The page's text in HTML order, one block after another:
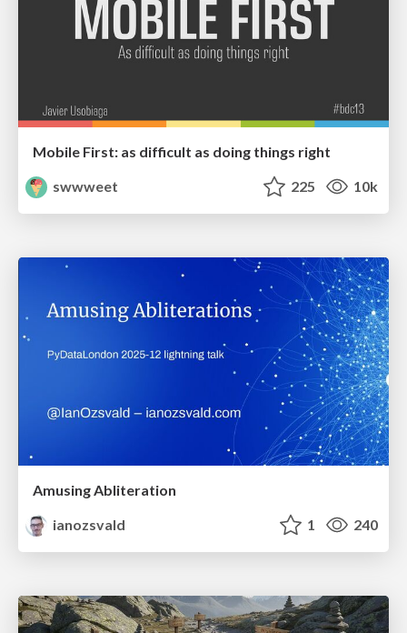
Mobile First: as difficult as doing things right
swwweet
225 10k
Amusing Abliteration
ianozsvald
1 240